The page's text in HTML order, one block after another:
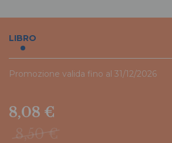
LIBRO
Promozione valida fino al 31/12/2026
8,50 €
8,08 €